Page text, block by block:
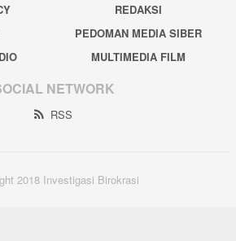
REDAKSI
PEDOMAN MEDIA SIBER
MULTIMEDIA FILM
NETWORK
RSS
2018 Investigasi Birokrasi